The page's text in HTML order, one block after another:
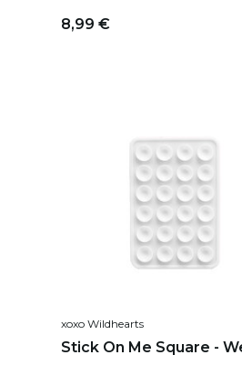
8,99 €
xoxo Wildhearts
Stick On Me Square -